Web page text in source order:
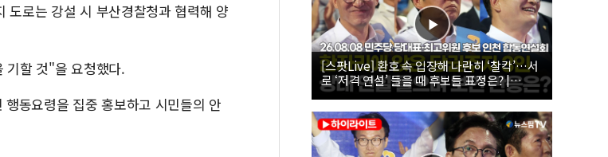
도로는 강설 시 부산경찰청과 협력해 양
기할 것"을 요청했다.
동요령을 집중 홍보하고 시민들의 안
[스팟Live] 환호 속 입장해 나란히 ‘찰칵’…서
로 ‘저격 연설’ 들을 때 후보들 표정은? |
26.08.08 더불어민주당 당대표·최고위원 후
보 인천 합동연설회